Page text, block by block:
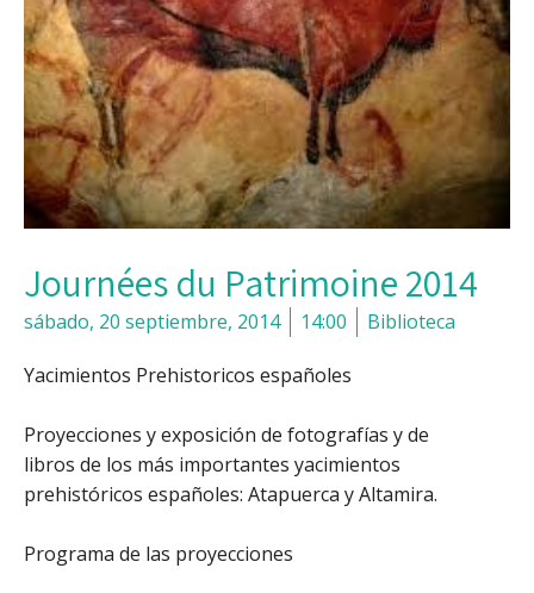
Journées du Patrimoine 2014
sábado, 20 septiembre, 2014 14:00 Biblioteca
Yacimientos Prehistoricos españoles
Proyecciones y exposición de fotografías y de
libros de los más importantes yacimientos
prehistóricos españoles: Atapuerca y Altamira.
Programa de las proyecciones